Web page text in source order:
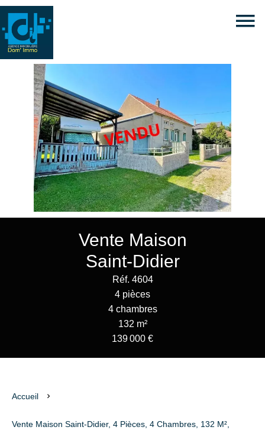
Vente Maison
Saint-Didier
Réf. 4604
4 pièces
4 chambres
132 m²
139 000 €
Accueil
Vente Maison Saint-Didier, 4 Pièces, 4 Chambres, 132 M²,